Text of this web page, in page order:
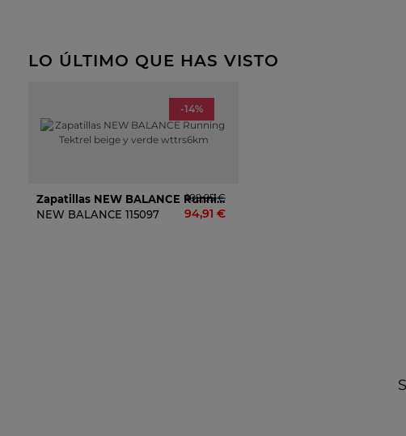
LO ÚLTIMO QUE HAS VISTO
-14%
Zapatillas NEW BALANCE Running Tektrel Beige Y Verde Wttrs6km
NEW BALANCE 115097 94,91 €
109,95 €